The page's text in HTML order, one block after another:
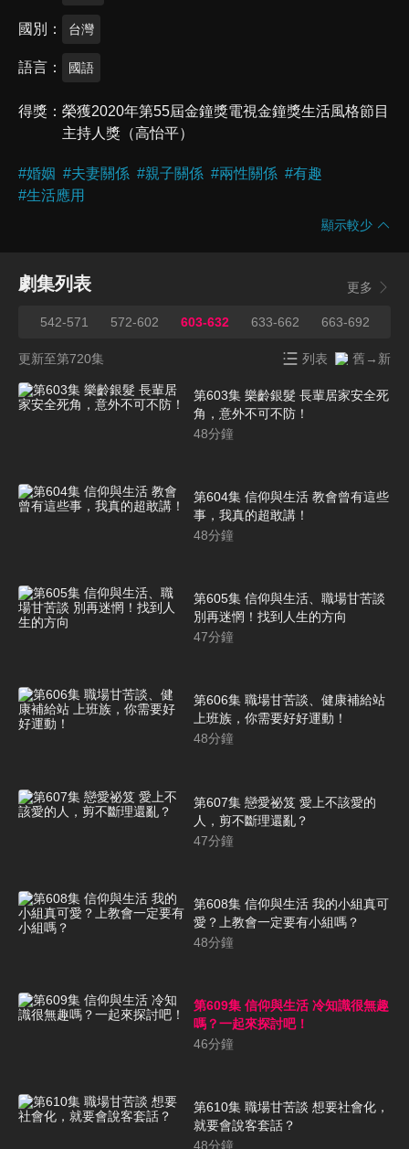
國別 台灣
語言 國語
得獎
榮獲2020年第55屆金鐘獎電視金鐘獎生活風格節目
主持人獎（高怡平）
#婚姻 #夫妻關係 #親子關係 #兩性關係 #有趣
#生活應用
顯示較少
劇集列表 更多
542-571 572-602 603-632 633-662 663-692
更新至第720集 列表 舊→新
第603集 樂齡銀髮 長輩居家安全死
角，意外不可不防！
48分鐘
第604集 信仰與生活 教會曾有這些
事，我真的超敢講！
48分鐘
第605集 信仰與生活、職場甘苦談
別再迷惘！找到人生的方向
47分鐘
第606集 職場甘苦談、健康補給站
上班族，你需要好好運動！
48分鐘
第607集 戀愛祕笈 愛上不該愛的
人，剪不斷理還亂？
47分鐘
第608集 信仰與生活 我的小組真可
愛？上教會一定要有小組嗎？
48分鐘
第609集 信仰與生活 冷知識很無趣
嗎？一起來探討吧！
46分鐘
第610集 職場甘苦談 想要社會化，
就要會說客套話？
48分鐘